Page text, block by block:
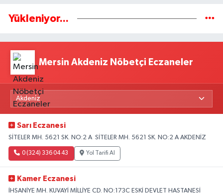
Yükleniyor...
Mersin Akdeniz Nöbetçi Eczaneler
Sarı Eczanesi
SİTELER MH. 5621 SK. NO:2 A SİTELER MH. 5621 SK. NO:2 A AKDENİZ
0 (324) 336 04 43 Yol Tarifi Al
Kamer Eczanesi
İHSANİYE MH. KUVAYİ MİLLİYE CD. NO:173C ESKİ DEVLET HASTANESİ